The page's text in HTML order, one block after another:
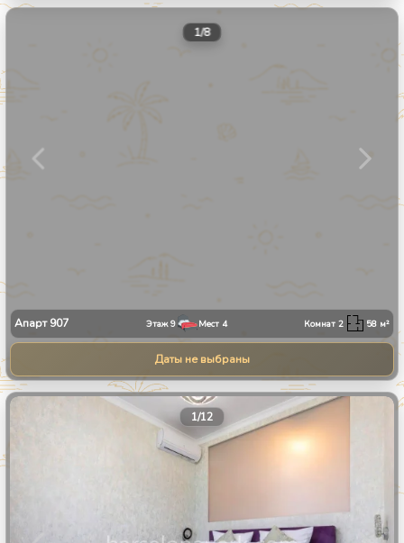
1/8
Апарт907 Этаж9 Мест 4 Комнат2 58 м²
Даты не выбраны
1/12